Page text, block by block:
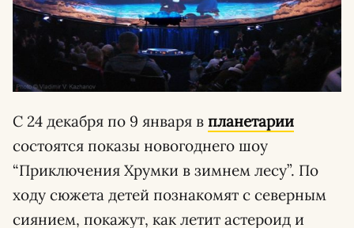
С 24 декабря по 9 января в планетарии
состоятся показы новогоднего шоу
“Приключения Хрумки в зимнем лесу”. По
ходу сюжета детей познакомят с северным
сиянием, покажут, как летит астероид и